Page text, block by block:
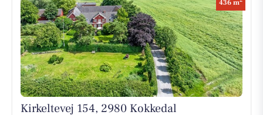
436 m
Kirkeltevej 154, 2980 Kokkedal